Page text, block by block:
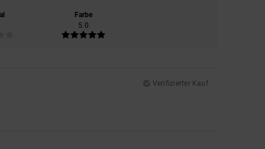
Farbe
5.0
Verifizierter Kauf